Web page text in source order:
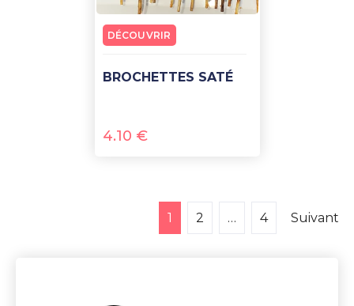
BROCHETTES SATÉ
4.10 €
DÉCOUVRIR
1 2 … 4 Suivant